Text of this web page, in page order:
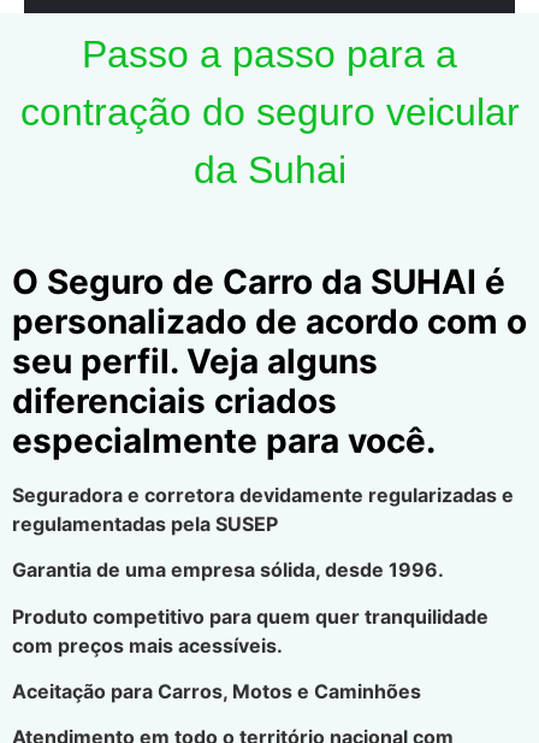
Passo a passo para a
contração do seguro veicular
da Suhai
O Seguro de Carro da SUHAI é
personalizado de acordo com o
seu perfil. Veja alguns
diferenciais criados
especialmente para você.
Seguradora e corretora devidamente regularizadas e
regulamentadas pela SUSEP
Garantia de uma empresa sólida, desde 1996.
Produto competitivo para quem quer tranquilidade
com preços mais acessíveis.
Aceitação para Carros, Motos e Caminhões
Atendimento em todo o território nacional com